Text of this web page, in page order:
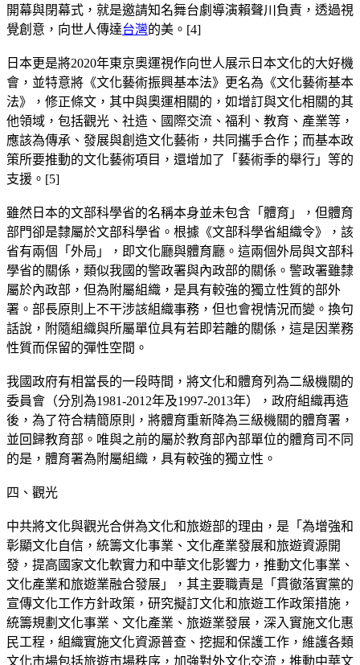
開幕與閉幕式，就是邀請知名舞台劇導演賴聲川負責，透過視
覺創意，向世人傳達台灣的美。[4]
日本更是將2020年東京奧運視作向世人展示日本文化的大好機
會，並特意將《文化藝術振興基本法》更名為《文化藝術基本
法》，修正條文，其中與奧運相關的，如增訂與文化相關的其
他領域，包括觀光、社造、國際交流、福利、教育、產業等，
應該為傳承、發展與創造文化藝術，共同攜手合作；而基本政
策所要推動的文化藝術項目，還增加了「藝術季的舉行」等的
支援。[5]
雖然日本的文部科學省的名稱本身並未包含「體育」，但體育
部門卻是隸屬於文部科學省。根據《文部科學省組織令》，該
省有兩個「外局」，即文化廳與體育廳。這兩個外局與文部科
學省的關係，類似我國的警政署與內政部的關係。警政署雖隸
屬於內政部，但為附屬組織，是具有較強的獨立性質的部外
署。部長原則上不干涉該組織事務，但也會視情況而變。換句
話說，附隨組織與所屬單位具有若即若離的關係，這是因業務
性質而保留的彈性空間。
我國政府有相當長的一段時間，將文化和體育列為二級機關的
委員會（分別為1981-2012年及1997-2013年），政府組織再造
後，為了符合精簡原則，將體育重新降為三級機關的體育署，
並回歸教育部。唯與之前的屬於教育部內部單位的體育司不同
的是，體育署為附屬組織，具有較強的獨立性。
四、觀光
中共將文化與觀光合併為文化和旅遊部的理由，是「為增強和
彰顯文化自信，統籌文化事業、文化產業發展和旅遊資源開
發，提高國家文化軟實力和中華文化影響力，推動文化事業、
文化產業和旅遊業融合發展」，其主要職責是「貫徹落實黨的
宣傳文化工作方針政策，研究擬訂文化和旅遊工作政策措施，
統籌規劃文化事業、文化產業、旅遊業發展，深入實施文化惠
民工程，組織實施文化資源普查、挖掘和保護工作，維護各類
文化市場包括旅遊市場秩序，加強對外文化交流，推動中華文